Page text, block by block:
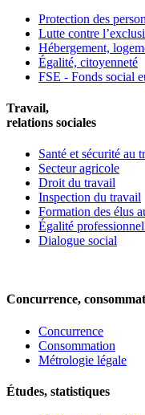
Protection des
Lutte contre
Hébergement,
Égalité, citoyenneté
FSE - Fonds social
Travail,
relations sociales
Santé et sécurité au
Secteur agricole
Droit du travail
Inspection du travail
Formation des élus
Égalité
Dialogue social
Concurrence,
Concurrence
Consommation
Métrologie légale
Études, statistiques